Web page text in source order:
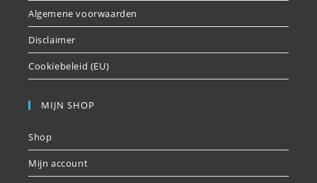
Algemene voorwaarden
Disclaimer
Cookiebeleid (EU)
MIJN SHOP
Shop
Mijn account